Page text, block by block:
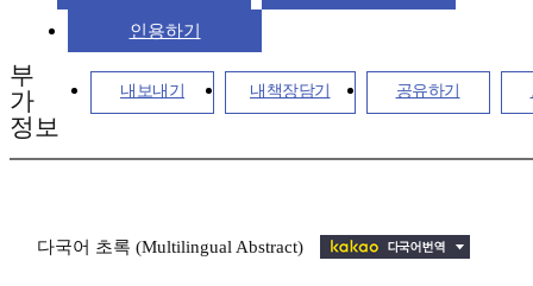
인용하기
내보내기 내책장담기 공유하기
부
가
정보
다국어 초록 (Multilingual Abstract)